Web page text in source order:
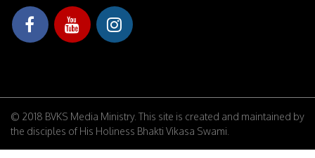
© 2018 BVKS Media Ministry. This site is created and maintained by
the disciples of His Holiness Bhakti Vikasa Swami.